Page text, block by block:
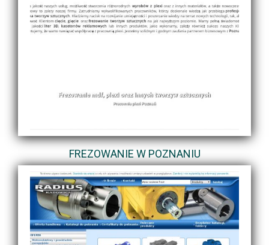
FREZOWANIE W POZNANIU